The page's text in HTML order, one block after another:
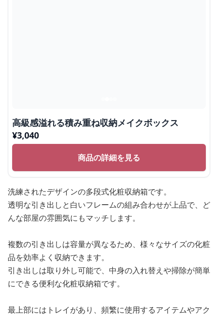
高級感溢れる積み重ね収納メイクボックス
¥3,040
商品の詳細を見る
洗練されたデザインの多段式化粧収納箱です。
透明な引き出しと白いフレームの組み合わせが上品で、ど
んな部屋の雰囲気にもマッチします。
複数の引き出しは容量が異なるため、様々なサイズの化粧
品を効率よく収納できます。
引き出しは取り外し可能で、中身の入れ替えや掃除が簡単
にできる便利な化粧収納箱です。
最上部にはトレイがあり、頻繁に使用するアイテムやアク